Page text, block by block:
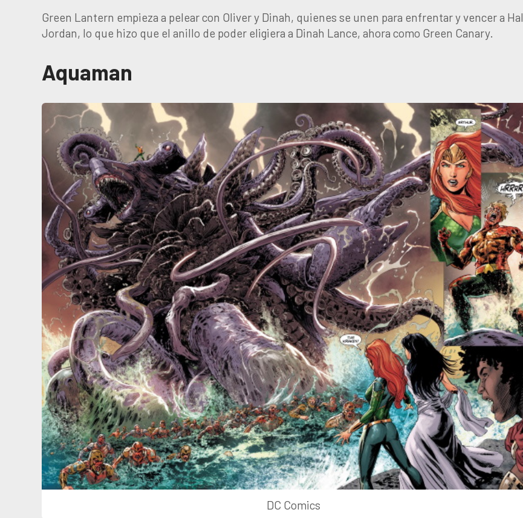
Green Lantern empieza a pelear con Oliver y Dinah, quienes se unen para enfrentar y vencer a Hal
Jordan, lo que hizo que el anillo de poder eligiera a Dinah Lance, ahora como Green Canary.
Aquaman
DC Comics